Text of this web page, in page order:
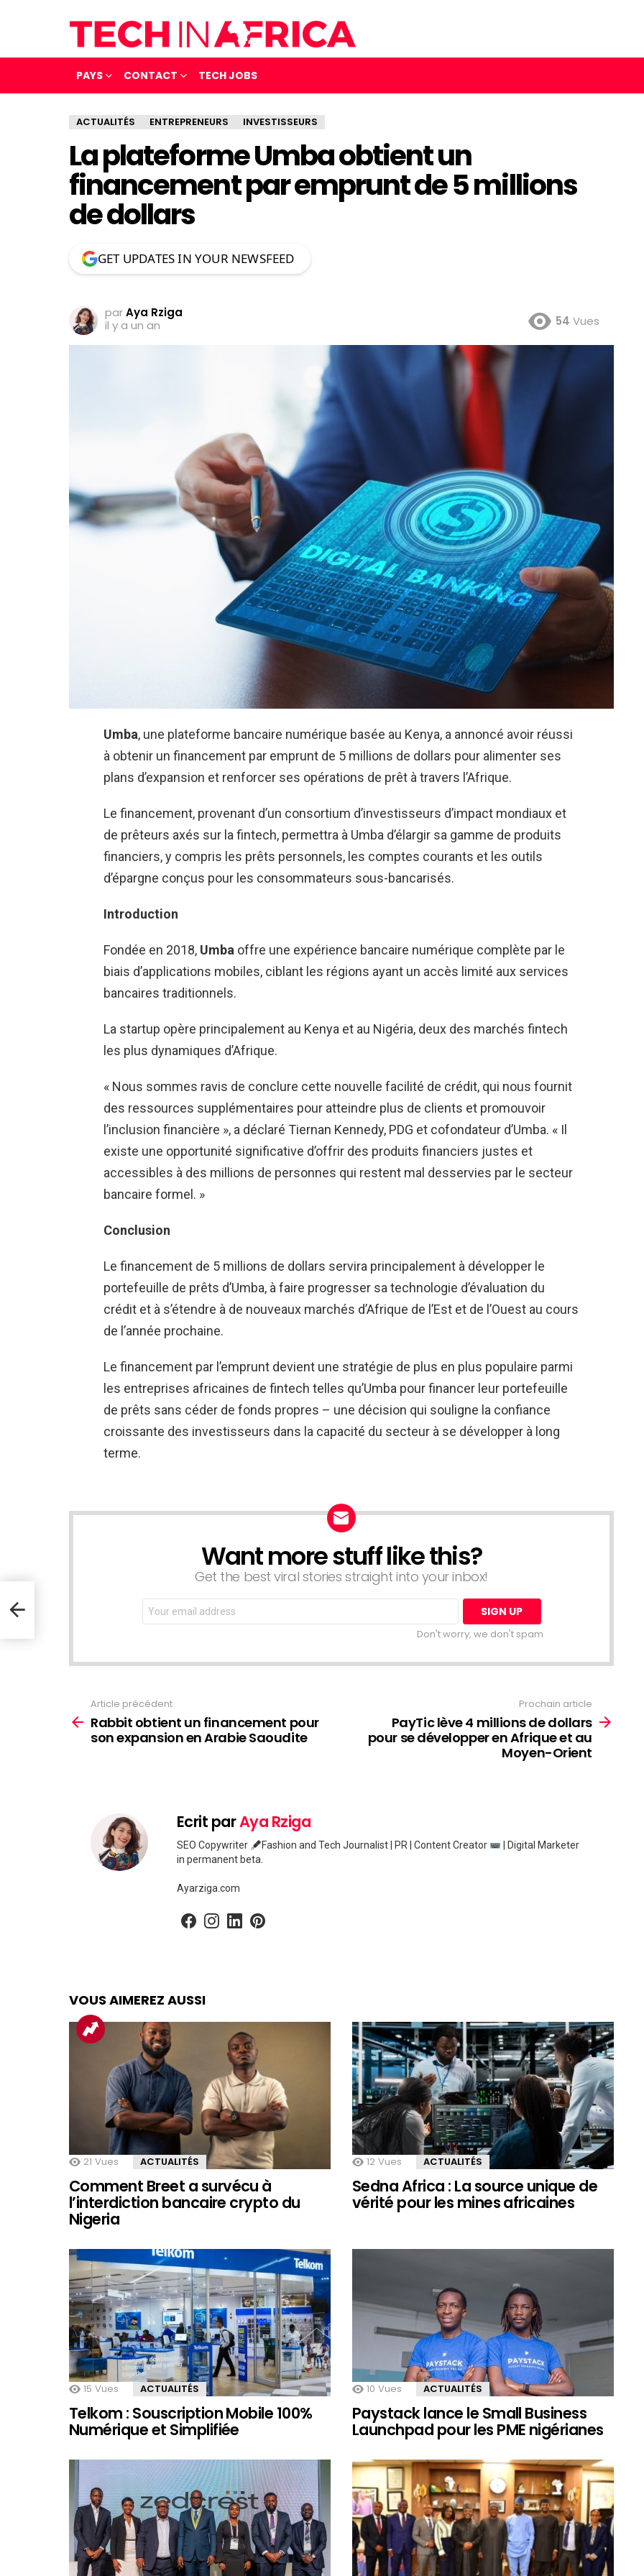
PAYS CONTACT TECH JOBS
ACTUALITÉS ENTREPRENEURS INVESTISSEURS
La plateforme Umba obtient un
financement par emprunt de 5 millions
de dollars
GET UPDATES IN YOUR NEWSFEED
parAya Rziga
il y a un an
54 Vues
Umba, une plateforme bancaire numérique basée au Kenya, a annoncé avoir réussi
à obtenir un financement par emprunt de 5 millions de dollars pour alimenter ses
plans d’expansion et renforcer ses opérations de prêt à travers l’Afrique.
Le financement, provenant d’un consortium d’investisseurs d’impact mondiaux et
de prêteurs axés sur la fintech, permettra à Umba d’élargir sa gamme de produits
financiers, y compris les prêts personnels, les comptes courants et les outils
d’épargne conçus pour les consommateurs sous-bancarisés.
Introduction
Fondée en 2018, Umba offre une expérience bancaire numérique complète par le
biais d’applications mobiles, ciblant les régions ayant un accès limité aux services
bancaires traditionnels.
La startup opère principalement au Kenya et au Nigéria, deux des marchés fintech
les plus dynamiques d’Afrique.
« Nous sommes ravis de conclure cette nouvelle facilité de crédit, qui nous fournit
des ressources supplémentaires pour atteindre plus de clients et promouvoir
l’inclusion financière », a déclaré Tiernan Kennedy, PDG et cofondateur d’Umba. « Il
existe une opportunité significative d’offrir des produits financiers justes et
accessibles à des millions de personnes qui restent mal desservies par le secteur
bancaire formel. »
Conclusion
Le financement de 5 millions de dollars servira principalement à développer le
portefeuille de prêts d’Umba, à faire progresser sa technologie d’évaluation du
crédit et à s’étendre à de nouveaux marchés d’Afrique de l’Est et de l’Ouest au cours
de l’année prochaine.
Le financement par l’emprunt devient une stratégie de plus en plus populaire parmi
les entreprises africaines de fintech telles qu’Umba pour financer leur portefeuille
de prêts sans céder de fonds propres – une décision qui souligne la confiance
croissante des investisseurs dans la capacité du secteur à se développer à long
terme.
Want more stuff like this?
Get the best viral stories straight into your inbox!
Email
address:
Don't worry, we don't spam
plus
Article précédent
Rabbit obtient un financement pour
son expansion en Arabie Saoudite
Prochain article
PayTic lève 4 millions de dollars
pour se développer en Afrique et au
Moyen-Orient
Ecrit parAya Rziga
SEO Copywriter Fashion and Tech Journalist | PR | Content Creator
| Digital Marketer
in permanent beta.
Ayarziga.com
facebookinstagram
linkedin
VOUS AIMEREZ AUSSI
21 Vues ACTUALITÉS
Comment Breet a survécu à
l’interdiction bancaire crypto du
Nigeria
12 Vues ACTUALITÉS
Sedna Africa : La source unique de
vérité pour les mines africaines
15 Vues ACTUALITÉS
Telkom : Souscription Mobile 100%
Numérique et Simplifiée
10 Vues ACTUALITÉS
Paystack lance le Small Business
Launchpad pour les PME nigérianes